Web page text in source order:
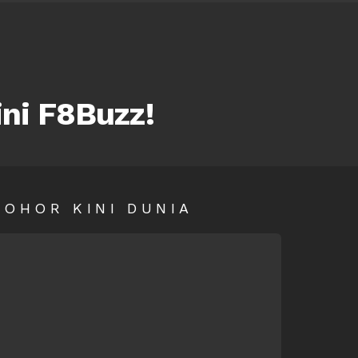
F8Buzz!
KINI DUNIA